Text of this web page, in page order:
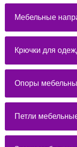
Мебельные
Крючки для
Опоры
Петли